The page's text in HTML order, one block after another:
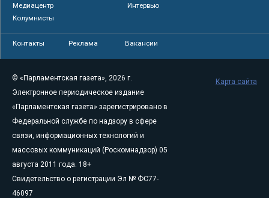
Медиацентр
Интервью
Колумнисты
Контакты Реклама Вакансии
© «Парламентская газета», 2026 г.
Электронное периодическое издание
«Парламентская газета» зарегистрировано в
Федеральной службе по надзору в сфере
связи, информационных технологий и
массовых коммуникаций (Роскомнадзор) 05
августа 2011 года. 18+
Свидетельство о регистрации Эл № ФС77-
46097
Карта сайта